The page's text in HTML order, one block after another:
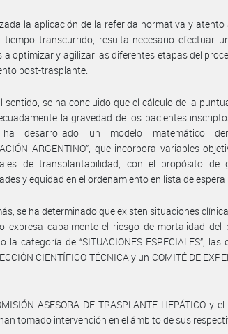
la aplicación de la referida normativa y
tiempo transcurrido, resulta necesario efectuar
a optimizar y agilizar las diferentes etapas del
post-trasplante.
sentido, se ha concluido que el cálculo de la
la gravedad de los pacientes
desarrollado un modelo matemático
ARGENTINO”, que incorpora variables
de transplantabilidad, con el propósito de
y equidad en el ordenamiento en lista de espera
se ha determinado que existen situaciones
expresa cabalmente el riesgo de mortalidad del
la categoría de “SITUACIONES ESPECIALES”,
CIENTÍFICO TÉCNICA y un COMITÉ DE
ASESORA DE TRASPLANTE HEPÁTICO y
tomado intervención en el ámbito de sus